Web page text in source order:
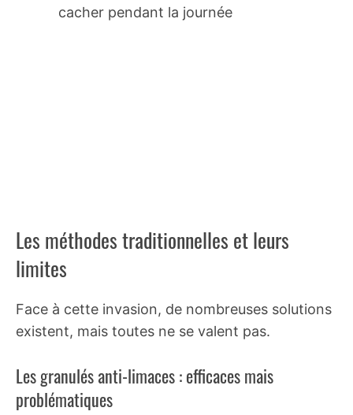
cacher pendant la journée
Les méthodes traditionnelles et leurs
limites
Face à cette invasion, de nombreuses solutions
existent, mais toutes ne se valent pas.
Les granulés anti-limaces : efficaces mais
problématiques